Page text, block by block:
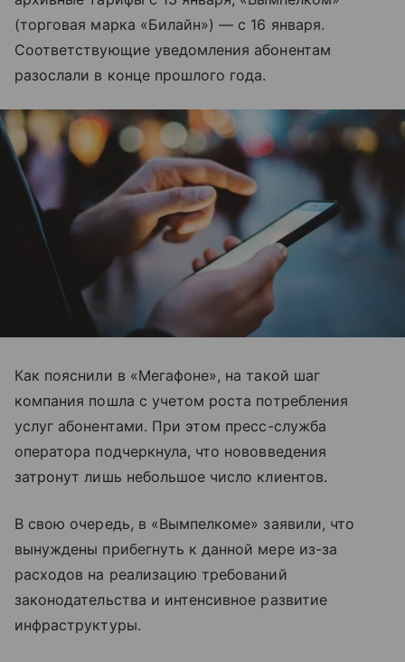
(торговая марка «Билайн») — с 16 января.
Соответствующие уведомления абонентам
разослали в конце прошлого года.
Как пояснили в «Мегафоне», на такой шаг
компания пошла с учетом роста потребления
услуг абонентами. При этом пресс-служба
оператора подчеркнула, что нововведения
затронут лишь небольшое число клиентов.
В свою очередь, в «Вымпелкоме» заявили, что
вынуждены прибегнуть к данной мере из-за
расходов на реализацию требований
законодательства и интенсивное развитие
инфраструктуры.